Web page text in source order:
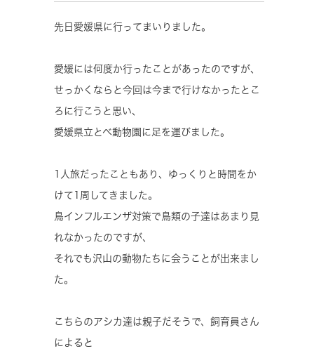
先日愛媛県に行ってまいりました。
愛媛には何度か行ったことがあったのですが、
せっかくならと今回は今まで行けなかったとこ
ろに行こうと思い、
愛媛県立とべ動物園に足を運びました。
1人旅だったこともあり、ゆっくりと時間をか
けて1周してきました。
鳥インフルエンザ対策で鳥類の子達はあまり見
れなかったのですが、
それでも沢山の動物たちに会うことが出来まし
た。
こちらのアシカ達は親子だそうで、飼育員さん
によると